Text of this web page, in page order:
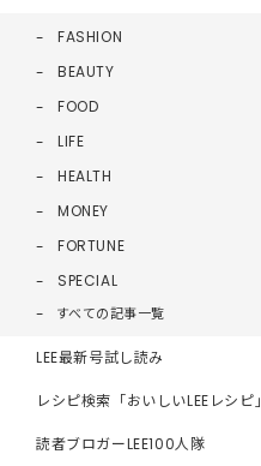
FASHION
BEAUTY
FOOD
LIFE
HEALTH
MONEY
FORTUNE
SPECIAL
すべての記事一覧
LEE最新号試し読み
レシピ検索「おいしいLEEレシピ」
読者ブロガーLEE100人隊